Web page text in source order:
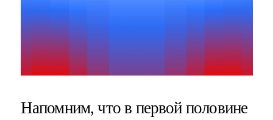
Напомним, что в первой половине